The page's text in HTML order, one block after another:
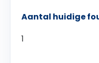
Aantal huidige
1